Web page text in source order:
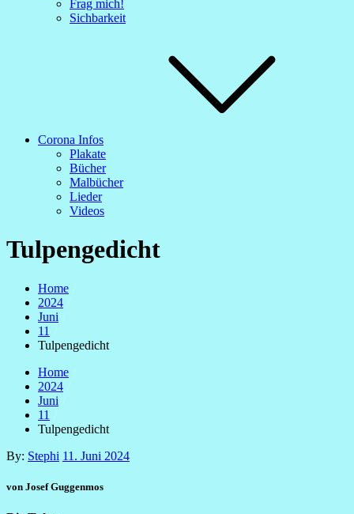
Frag mich!
Sichbarkeit
Corona Infos
Plakate
Bücher
Malbücher
Lieder
Videos
Tulpengedicht
Home
2024
Juni
11
Tulpengedicht
Home
2024
Juni
11
Tulpengedicht
By: Stephi Posted
11. Juni 2024
von Josef Guggenmos